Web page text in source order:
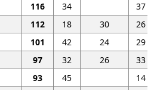
116 34
37
112 18 30
26
101 42 24
29
97 32 26
33
93 45
14